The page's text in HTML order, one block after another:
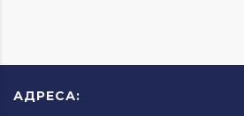
АДРЕСА: